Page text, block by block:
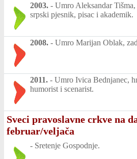
2003. - Umro Aleksandar
srpski pjesnik, pisac i akademik.
2008. - Umro Marijan Oblak,
2011. - Umro Ivica Bednjanec,
humorist i scenarist.
Sveci pravoslavne crkve na
februar/veljača
- Sretenje Gospodnje.